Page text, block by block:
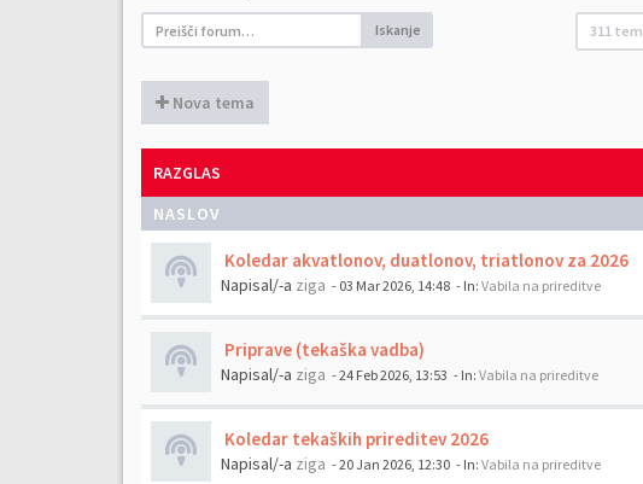
Iskanje 311 tem
Nova tema
RAZGLAS
NASLOV
Koledar akvatlonov, duatlonov, triatlonov za 2026
Napisal/-a ziga - 03 Mar 2026, 14:48 - In: Vabila na prireditve
Priprave (tekaška vadba)
Napisal/-a ziga - 24 Feb 2026, 13:53 - In: Vabila na prireditve
Koledar tekaških prireditev 2026
Napisal/-a ziga - 20 Jan 2026, 12:30 - In: Vabila na prireditve